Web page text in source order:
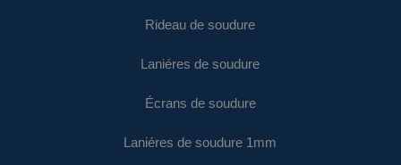
Rideau de soudure
Laniéres de soudure
Écrans de soudure
Laniéres de soudure 1mm